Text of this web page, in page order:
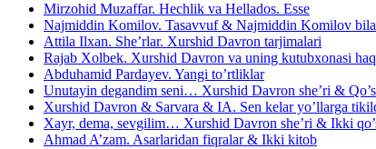
Mirzohid Muzaffar. Hechlik va Hellados. Esse
Najmiddin Komilov. Tasavvuf & Najmiddin Komilov
Attila Ilxan. She’rlar. Xurshid Davron tarjimalari
Rajab Xolbek. Xurshid Davron va uning kutubxonasi
Abduhamid Pardayev. Yangi to’rtliklar
Unutayin degandim seni… Xurshid Davron she’ri &
Xurshid Davron & Sarvara & IA. Sen kelar yo’llarga
Xayr, dema, sevgilim… Xurshid Davron she’ri & Ikki
Ahmad A’zam. Asarlaridan fiqralar & Ikki kitob